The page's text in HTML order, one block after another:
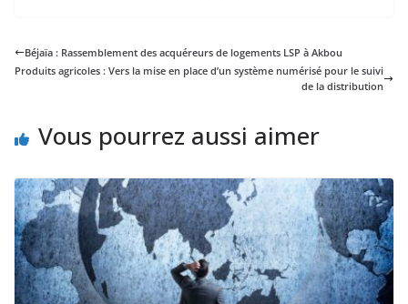
Béjaïa : Rassemblement des acquéreurs de logements LSP à Akbou
Produits agricoles : Vers la mise en place d’un système numérisé pour le suivi
de la distribution
Vous pourrez aussi aimer